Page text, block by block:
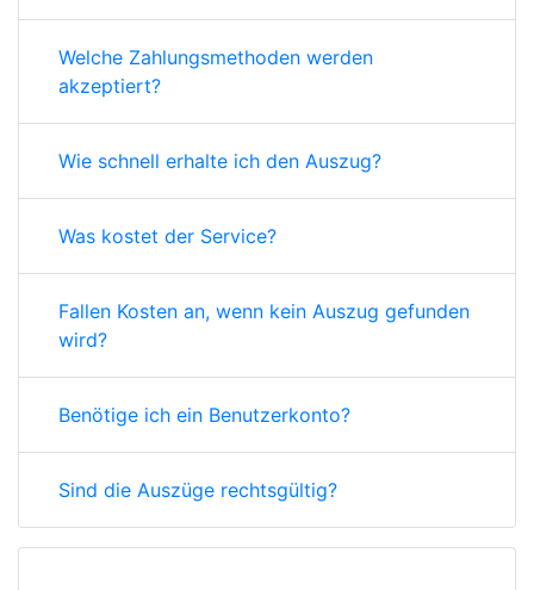
Welche Zahlungsmethoden werden
akzeptiert?
Wie schnell erhalte ich den Auszug?
Was kostet der Service?
Fallen Kosten an, wenn kein Auszug gefunden
wird?
Benötige ich ein Benutzerkonto?
Sind die Auszüge rechtsgültig?